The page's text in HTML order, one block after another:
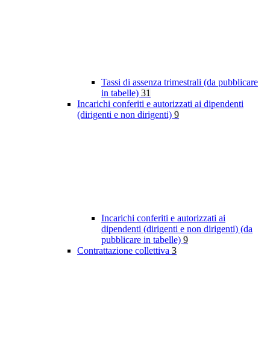
Tassi di assenza trimestrali (da pubblicare
in tabelle) 31
Incarichi conferiti e autorizzati ai dipendenti
(dirigenti e non dirigenti) 9
Incarichi conferiti e autorizzati ai
dipendenti (dirigenti e non dirigenti) (da
pubblicare in tabelle) 9
Contrattazione collettiva 3